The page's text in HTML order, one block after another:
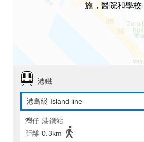
施，醫院和學校
港鐵
港島綫 Island line
灣仔 港鐵站
距離 0.3km